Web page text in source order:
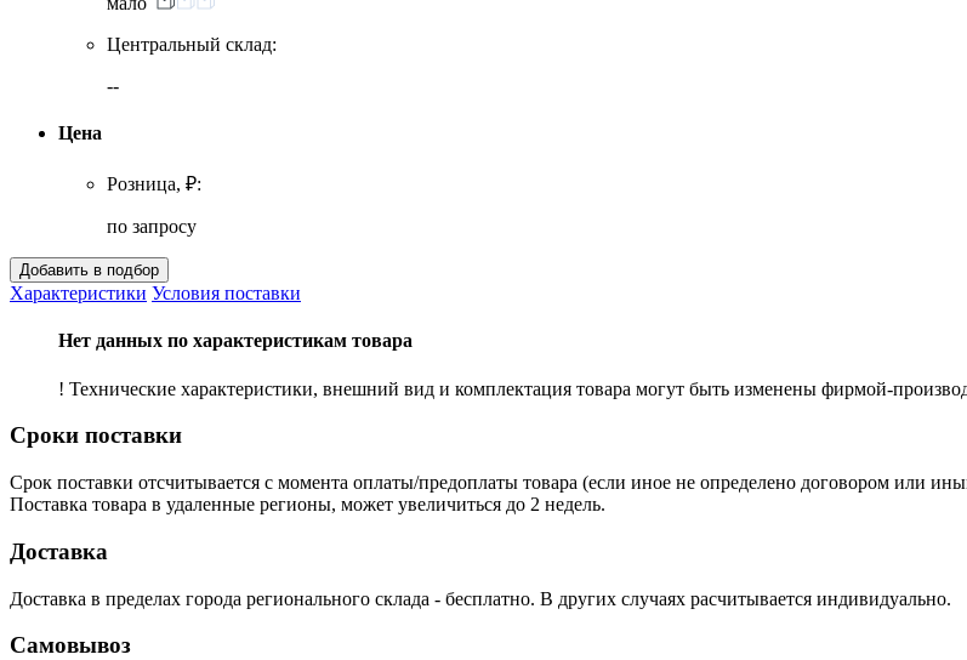
Центральный склад:
--
Цена
Розница, ₽:
по запросу
Характеристики Условия поставки
Нет данных по характеристикам товара
! Технические характеристики, внешний вид и комплектация товара могут быть изменены фирмой-
Сроки поставки
Срок поставки отсчитывается с момента оплаты/предоплаты товара (если иное не определено договором или
Поставка товара в удаленные регионы, может увеличиться до 2 недель.
Доставка
Доставка в пределах города регионального склада - бесплатно. В других случаях расчитывается индивидуально.
Самовывоз